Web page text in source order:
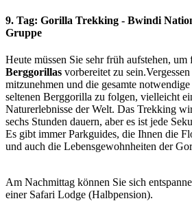
9. Tag: Gorilla Trekking - Bwindi
Gruppe
Heute müssen Sie sehr früh aufstehen, um
Berggorillas vorbereitet zu
mitzunehmen und die gesamte
seltenen Berggorilla zu folgen, vielleicht
Naturerlebnisse der Welt. Das Trekking
sechs Stunden dauern, aber es ist jede
Es gibt immer Parkguides, die Ihnen die
und auch die Lebensgewohnheiten der
Am Nachmittag können Sie sich
einer Safari Lodge (Halbpension).